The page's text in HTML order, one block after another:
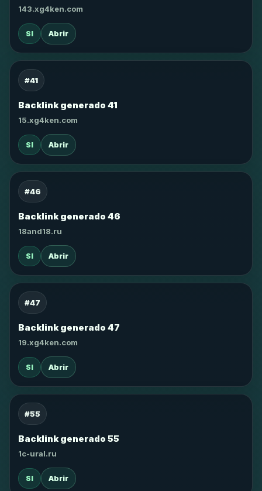
143.xg4ken.com
SI Abrir
#41
Backlink generado 41
15.xg4ken.com
SI Abrir
#46
Backlink generado 46
18and18.ru
SI Abrir
#47
Backlink generado 47
19.xg4ken.com
SI Abrir
#55
Backlink generado 55
1c-ural.ru
SI Abrir